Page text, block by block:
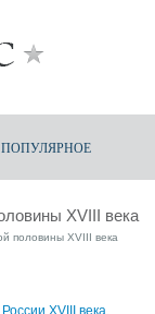
ПОПУЛЯРНОЕ
XVIII века
половины XVIII века
XVIII века.